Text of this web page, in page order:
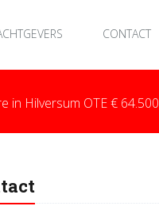
CONTACT
in Hilversum OTE € 64.500